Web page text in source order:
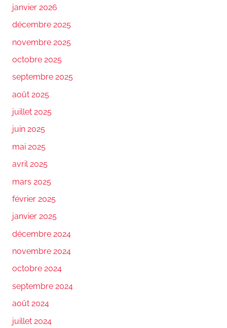
janvier 2026
décembre 2025
novembre 2025
octobre 2025
septembre 2025
août 2025
juillet 2025
juin 2025
mai 2025
avril 2025
mars 2025
février 2025
janvier 2025
décembre 2024
novembre 2024
octobre 2024
septembre 2024
août 2024
juillet 2024